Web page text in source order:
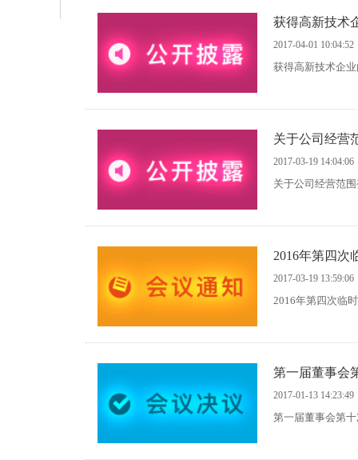
获得高新技术
2017-04-01 10:04:52
获得高新技术企
关于公司经营
2017-03-19 14:04:06
关于公司经营范
2016年第四次
2017-03-19 13:59:06
2016年第四次临
第一届董事会
2017-01-13 14:23:49
第一届董事会第